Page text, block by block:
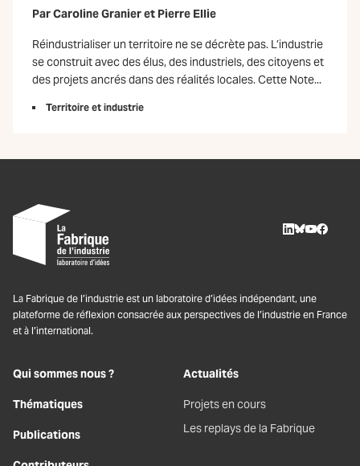
ParCaroline Granieret Pierre Ellie
Réindustrialiser un territoire ne se décrète pas. L’industrie
se construit avec des élus, des industriels, des citoyens et
des projets ancrés dans des réalités locales. Cette Note...
Territoire et industrie
La Fabrique de l’industrie est un laboratoire d’idées indépendant, une
plateforme de réflexion consacrée aux perspectives de l’industrie en France
et à l’international.
Qui sommes nous ?
Thématiques
Publications
Actualités
Projets en cours
Les replays de la Fabrique